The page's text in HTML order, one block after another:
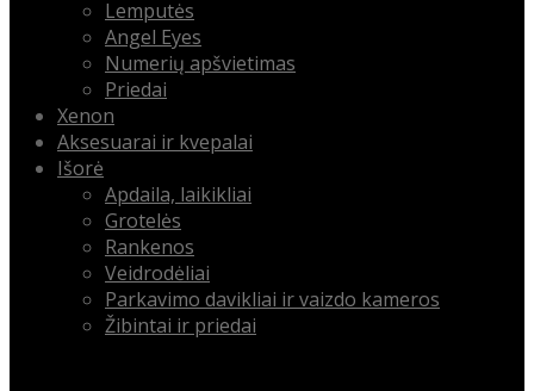
Lemputės
Angel Eyes
Numerių apšvietimas
Priedai
Xenon
Aksesuarai ir kvepalai
Išorė
Apdaila, laikikliai
Grotelės
Rankenos
Veidrodėliai
Parkavimo davikliai ir vaizdo kameros
Žibintai ir priedai